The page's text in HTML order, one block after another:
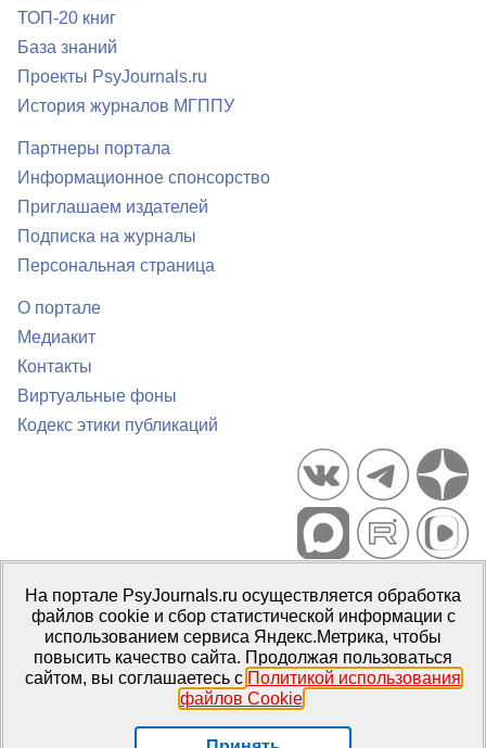
ТОП-20 книг
База знаний
Проекты PsyJournals.ru
История журналов МГППУ
Партнеры портала
Информационное спонсорство
Приглашаем издателей
Подписка на журналы
Персональная страница
О портале
Медиакит
Контакты
Виртуальные фоны
Кодекс этики публикаций
Портал психологических изданий PsyJournals.ru, 2007–2026
Правила использования материалов
Свидетельство регистрации СМИЭл № ФС77-66447 от 14 июля
2016 г.
Издатель: ФГБОУ ВО МГППУ
На портале PsyJournals.ru осуществляется обработка
файлов cookie и сбор статистической информации с
использованием сервиса Яндекс.Метрика, чтобы
повысить качество сайта. Продолжая пользоваться
сайтом, вы соглашаетесь с Политикой использования
файлов Cookie.